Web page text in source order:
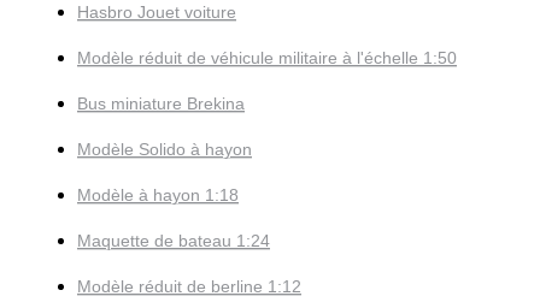
Hasbro Jouet voiture
Modèle réduit de véhicule militaire à l'échelle 1:50
Bus miniature Brekina
Modèle Solido à hayon
Modèle à hayon 1:18
Maquette de bateau 1:24
Modèle réduit de berline 1:12